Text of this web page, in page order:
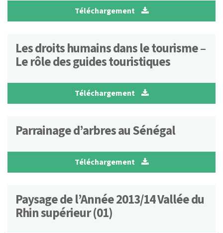
Téléchargement
Les droits humains dans le tourisme –
Le rôle des guides touristiques
Téléchargement
Parrainage d’arbres au Sénégal
Téléchargement
Paysage de l’Année 2013/14 Vallée du
Rhin supérieur (01)